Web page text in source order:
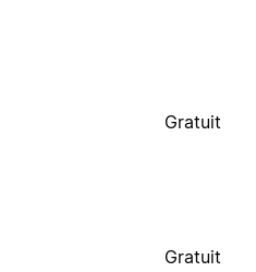
Gratuit
Gratuit